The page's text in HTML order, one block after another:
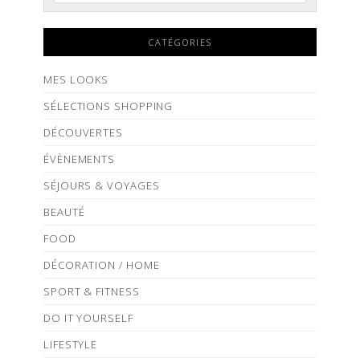
CATÉGORIES
MES LOOKS
SÉLECTIONS SHOPPING
DÉCOUVERTES
ÉVÈNEMENTS
SÉJOURS & VOYAGES
BEAUTÉ
FOOD
DÉCORATION / HOME
SPORT & FITNESS
DO IT YOURSELF
LIFESTYLE